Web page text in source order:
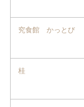
究食館 かっとび
桂